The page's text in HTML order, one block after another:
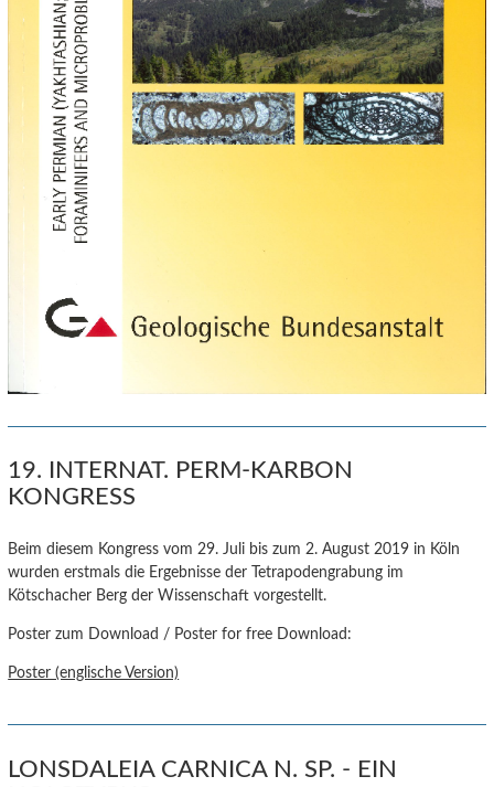
19. INTERNAT. PERM-KARBON
KONGRESS
Beim diesem Kongress vom 29. Juli bis zum 2. August 2019 in Köln
wurden erstmals die Ergebnisse der Tetrapodengrabung im
Kötschacher Berg der Wissenschaft vorgestellt.
Poster zum Download / Poster for free Download:
Poster (englische Version)
LONSDALEIA CARNICA N. SP. - EIN